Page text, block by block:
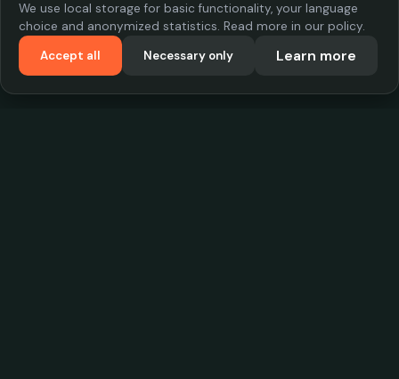
We use local storage for basic functionality, your language
choice and anonymized statistics. Read more in our policy.
Accept all
Necessary only Learn more